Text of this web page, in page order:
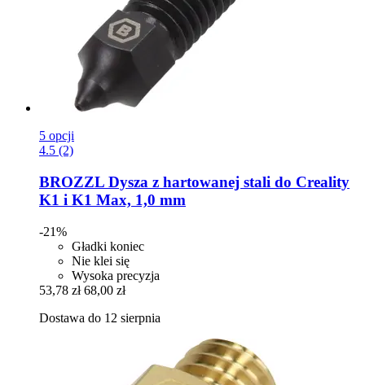
5 opcji
4.5 (2)
BROZZL Dysza z hartowanej stali do Creality
K1 i K1 Max, 1,0 mm
-21%
Gładki koniec
Nie klei się
Wysoka precyzja
53,78 zł 68,00 zł
Dostawa do 12 sierpnia